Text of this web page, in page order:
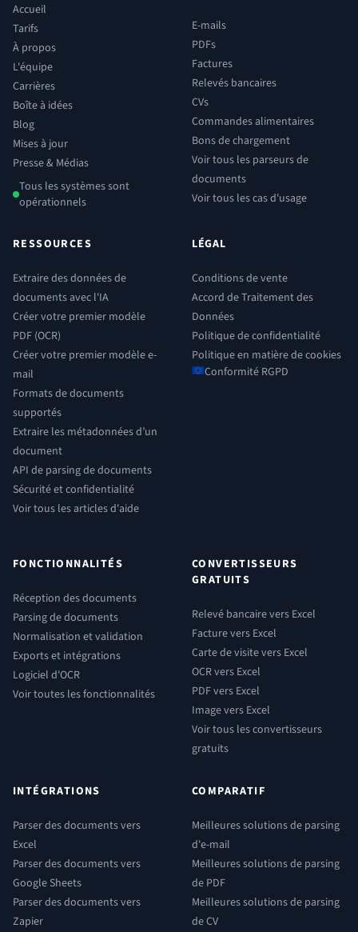
Accueil
Tarifs
À propos
L'équipe
Carrières
Boîte à idées
Blog
Mises à jour
Presse & Médias
Tous les systèmes sont
opérationnels
E-mails
PDFs
Factures
Relevés bancaires
CVs
Commandes alimentaires
Bons de chargement
Voir tous les parseurs de
documents
Voir tous les cas d'usage
RESSOURCES
Extraire des données de
documents avec l'IA
Créer votre premier modèle
PDF (OCR)
Créer votre premier modèle e-
mail
Formats de documents
supportés
Extraire les métadonnées d’un
document
API de parsing de documents
Sécurité et confidentialité
Voir tous les articles d'aide
LÉGAL
Conditions de vente
Accord de Traitement des
Données
Politique de confidentialité
Politique en matière de cookies
Conformité RGPD
FONCTIONNALITÉS
Réception des documents
Parsing de documents
Normalisation et validation
Exports et intégrations
Logiciel d'OCR
Voir toutes les fonctionnalités
CONVERTISSEURS
GRATUITS
Relevé bancaire vers Excel
Facture vers Excel
Carte de visite vers Excel
OCR vers Excel
PDF vers Excel
Image vers Excel
Voir tous les convertisseurs
gratuits
INTÉGRATIONS
Parser des documents vers
Excel
Parser des documents vers
Google Sheets
Parser des documents vers
Zapier
COMPARATIF
Meilleures solutions de parsing
d'e-mail
Meilleures solutions de parsing
de PDF
Meilleures solutions de parsing
de CV